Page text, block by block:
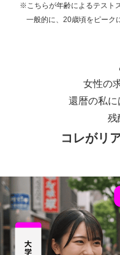
※こちらが年齢によるテスト
一般的に、20歳頃をピーク
女性の
還暦の私に
残
コレがリ